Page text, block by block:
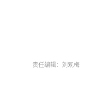
责任编辑：刘观梅